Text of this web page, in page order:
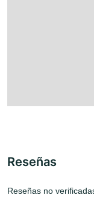
Reseñas
Reseñas no